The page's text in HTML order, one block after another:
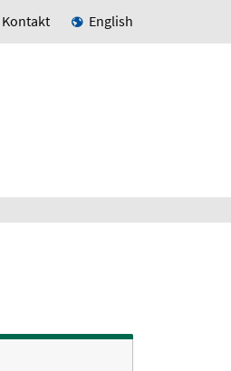
Kontakt English